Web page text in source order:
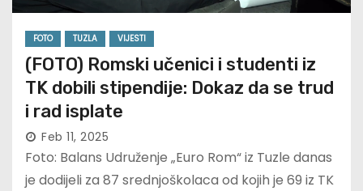
FOTO TUZLA VIJESTI
(FOTO) Romski učenici i studenti iz
TK dobili stipendije: Dokaz da se trud
i rad isplate
Feb 11, 2025
Foto: Balans Udruženje „Euro Rom“ iz Tuzle danas
je dodijeli za 87 srednjoškolaca od kojih je 69 iz TK